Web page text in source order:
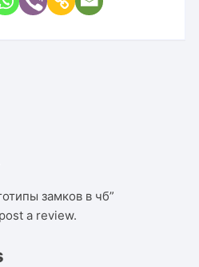
замков в чб”
a review.